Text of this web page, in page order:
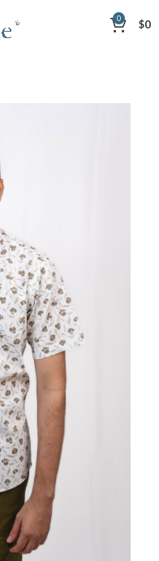
0 $0